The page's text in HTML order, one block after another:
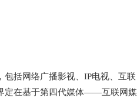
包括网络广播影视、IP电视、互联
定在基于第四代媒体——互联网媒